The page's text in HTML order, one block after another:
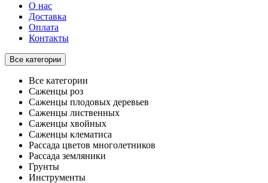
О нас
Доставка
Оплата
Контакты
Все категории
Все категории
Саженцы роз
Саженцы плодовых деревьев
Саженцы лиственных
Саженцы хвойных
Саженцы клематиса
Рассада цветов многолетников
Рассада земляники
Грунты
Инструменты